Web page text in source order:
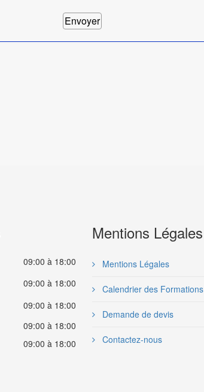
09:00 à 18:00
09:00 à 18:00
09:00 à 18:00
09:00 à 18:00
09:00 à 18:00
Mentions Légales
Mentions Légales
Calendrier des Formations
Demande de devis
Contactez-nous